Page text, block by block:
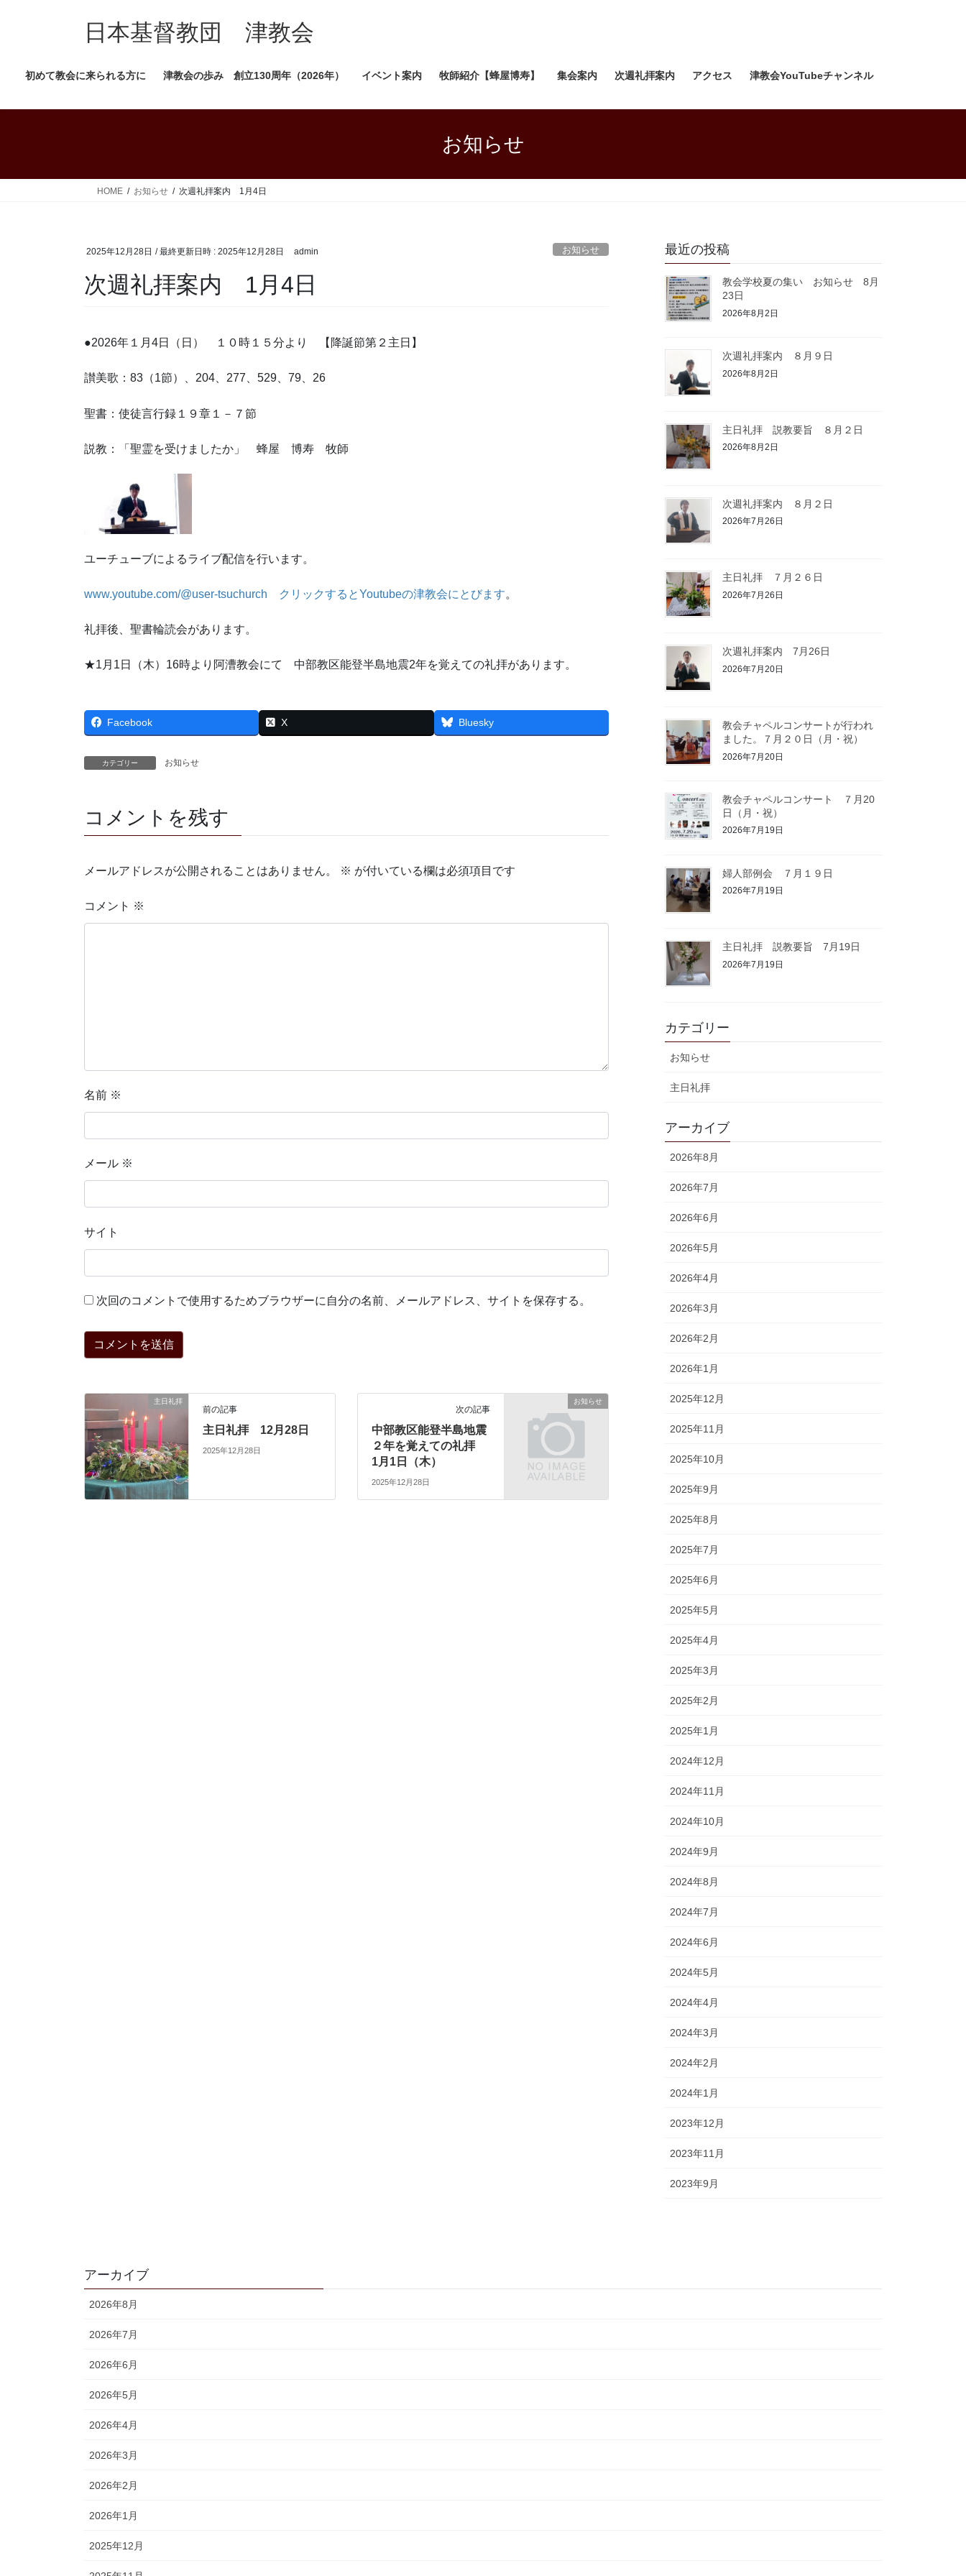
ス
ン
日本基督教団 津教会
初めて教会に来られる方に 津教会の歩み 創立130周年（2026年） イベント案内 牧師紹介【蜂屋博寿】 集会案内 次週礼拝案内 アクセス 津教会YouTubeチャンネル
お知らせ
HOME お知らせ 次週礼拝案内 1月4日
2025年12月28日 / 最終更新日時 : 2025年12月28日 admin お知らせ
次週礼拝案内 1月4日
●2026年１月4日（日） １０時１５分より 【降誕節第２主日】
讃美歌：83（1節）、204、277、529、79、26
聖書：使徒言行録１９章１－７節
説教：「聖霊を受けましたか」 蜂屋 博寿 牧師
ユーチューブによるライブ配信を行います。
www.youtube.com/@user-tsuchurch クリックするとYoutubeの津教会にとびます。
礼拝後、聖書輪読会があります。
★1月1日（木）16時より阿漕教会にて 中部教区能登半島地震2年を覚えての礼拝があります。
Facebook X Bluesky
カテゴリー お知らせ
コメントを残す
メールアドレスが公開されることはありません。 ※ が付いている欄は必須項目です
コメント ※
名前 ※
メール ※
サイト
次回のコメントで使用するためブラウザーに自分の名前、メールアドレス、サイトを保存する。
主日礼拝
前の記事
主日礼拝 12月28日
2025年12月28日
お知らせ
次の記事
中部教区能登半島地震
２年を覚えての礼拝
1月1日（木）
2025年12月28日
最近の投稿
教会学校夏の集い お知らせ 8月
23日
2026年8月2日
次週礼拝案内 ８月９日
2026年8月2日
主日礼拝 説教要旨 ８月２日
2026年8月2日
次週礼拝案内 ８月２日
2026年7月26日
主日礼拝 ７月２６日
2026年7月26日
次週礼拝案内 7月26日
2026年7月20日
教会チャペルコンサートが行われ
ました。７月２０日（月・祝）
2026年7月20日
教会チャペルコンサート ７月20
日（月・祝）
2026年7月19日
婦人部例会 ７月１９日
2026年7月19日
主日礼拝 説教要旨 7月19日
2026年7月19日
カテゴリー
お知らせ
主日礼拝
アーカイブ
2026年8月
2026年7月
2026年6月
2026年5月
2026年4月
2026年3月
2026年2月
2026年1月
2025年12月
2025年11月
2025年10月
2025年9月
2025年8月
2025年7月
2025年6月
2025年5月
2025年4月
2025年3月
2025年2月
2025年1月
2024年12月
2024年11月
2024年10月
2024年9月
2024年8月
2024年7月
2024年6月
2024年5月
2024年4月
2024年3月
2024年2月
2024年1月
2023年12月
2023年11月
2023年9月
アーカイブ
2026年8月
2026年7月
2026年6月
2026年5月
2026年4月
2026年3月
2026年2月
2026年1月
2025年12月